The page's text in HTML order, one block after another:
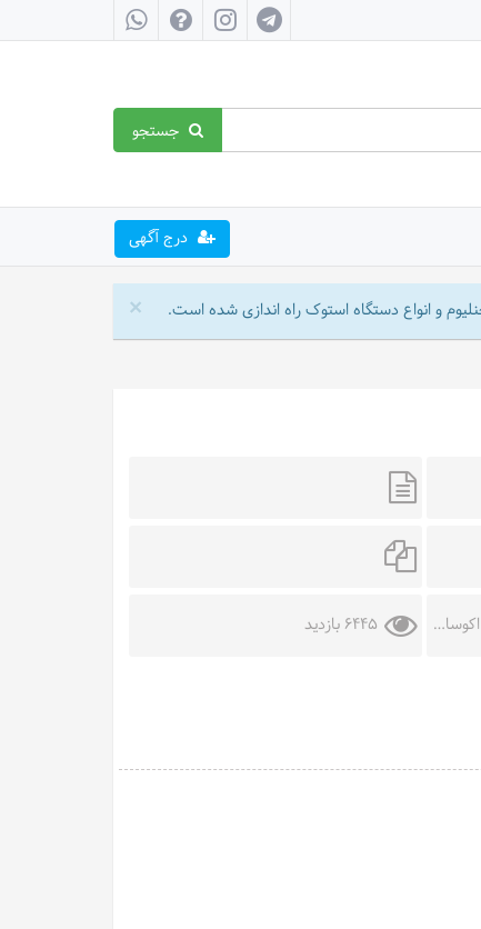
جستجو
درج آگهی
و انواع دستگاه استوک راه اندازی شده است. ×
6445 بازدید